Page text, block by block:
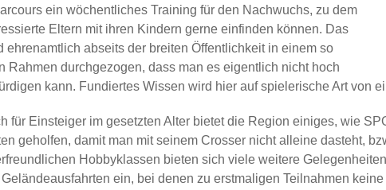
ein wöchentliches Training für den Nachwuchs, zu dem
Eltern mit ihren Kindern gerne einfinden können. Das
ehrenamtlich abseits der breiten Öffentlichkeit in einem so
Rahmen durchgezogen, dass man es eigentlich nicht hoch
kann. Fundiertes Wissen wird hier auf spielerische Art von
für Einsteiger im gesetzten Alter bietet die Region einiges, wie
geholfen, damit man mit seinem Crosser nicht alleine dasteht,
Hobbyklassen bieten sich viele weitere
Geländeausfahrten ein, bei denen zu erstmaligen Teilnahmen